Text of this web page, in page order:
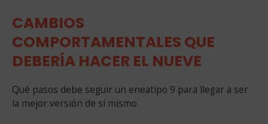
CAMBIOS
COMPORTAMENTALES QUE
DEBERÍA HACER EL NUEVE
Qué pasos debe seguir un eneatipo 9 para llegar a ser
la mejor versión de sí mismo